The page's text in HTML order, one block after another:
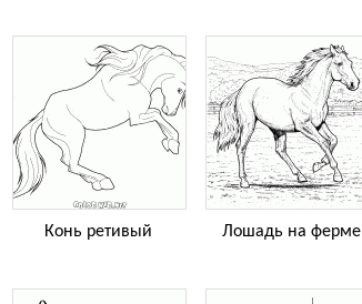
Конь ретивый Лошадь на ферме